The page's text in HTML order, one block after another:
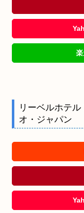
リーベルホテ
オ・ジャパン